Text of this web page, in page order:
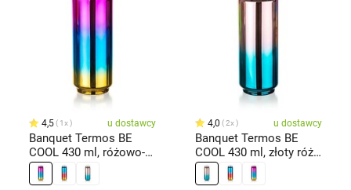
4,5 1x u dostawcy
Banquet Termos BE
COOL 430 ml, różowo-
niebiesko-złoty
4,0 2x u dostawcy
Banquet Termos BE
COOL 430 ml, złoty róż i
turkusowy